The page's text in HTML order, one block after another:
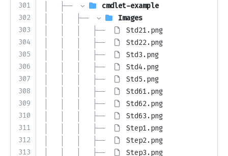
301
302
303
304
305
306
307
308
309
310
311
312
313
│   ├──
cmdlet-example
│   │   ├──
Images
│   │   │   ├──
Std21.png
│   │   │   ├──
Std22.png
│   │   │   ├──
Std3.png
│   │   │   ├──
Std4.png
│   │   │   ├──
Std5.png
│   │   │   ├──
Std61.png
│   │   │   ├──
Std62.png
│   │   │   ├──
Std63.png
│   │   │   ├──
Step1.png
│   │   │   ├──
Step2.png
│   │   │   ├──
Step3.png